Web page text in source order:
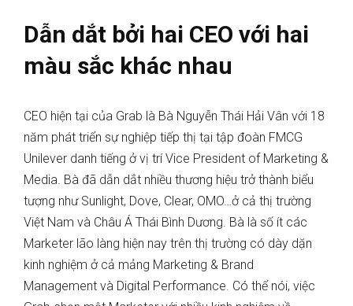
Dẫn dắt bởi hai CEO với hai
màu sắc khác nhau
CEO hiện tại của Grab là Bà Nguyễn Thái Hải Vân với 18
năm phát triển sự nghiệp tiếp thị tại tập đoàn FMCG
Unilever danh tiếng ở vị trí Vice President of Marketing &
Media. Bà đã dẫn dắt nhiều thương hiệu trở thành biểu
tượng như Sunlight, Dove, Clear, OMO…ở cả thị trường
Việt Nam và Châu Á Thái Bình Dương. Bà là số ít các
Marketer lão làng hiện nay trên thị trường có dày dặn
kinh nghiệm ở cả mảng Marketing & Brand
Management và Digital Performance. Có thể nói, việc